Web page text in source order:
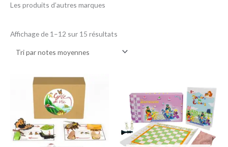
Les produits d’autres marques
Affichage de 1–12 sur 15 résultats
initial
était :
49.99€.
actuel
est :
39.99€.